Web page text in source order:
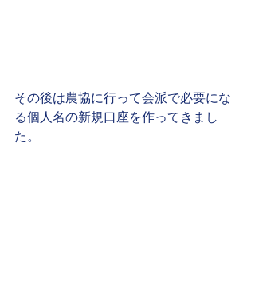
その後は農協に行って会派で必要にな
る個人名の新規口座を作ってきまし
た。